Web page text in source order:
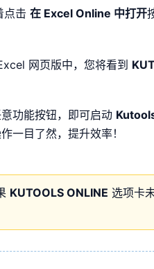
点击 在 Excel Online 中打开
网页版中，您将看到
功能按钮，即可启动
一目了然，提升效率！
KUTOOLS ONLINE 选项卡